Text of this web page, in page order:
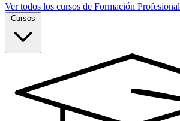
Ver todos los cursos de Formación Profesional
Cursos